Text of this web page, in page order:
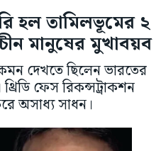
হল তামিলভূমের ২
মানুষের মুখাবয়ব
দেখতে ছিলেন ভারতের
ফেস রিকন্সট্রাকশন
অসাধ্য সাধন।